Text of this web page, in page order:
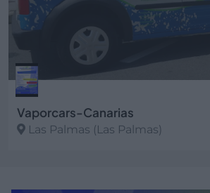
Vaporcars-Canarias
Las Palmas (Las Palmas)